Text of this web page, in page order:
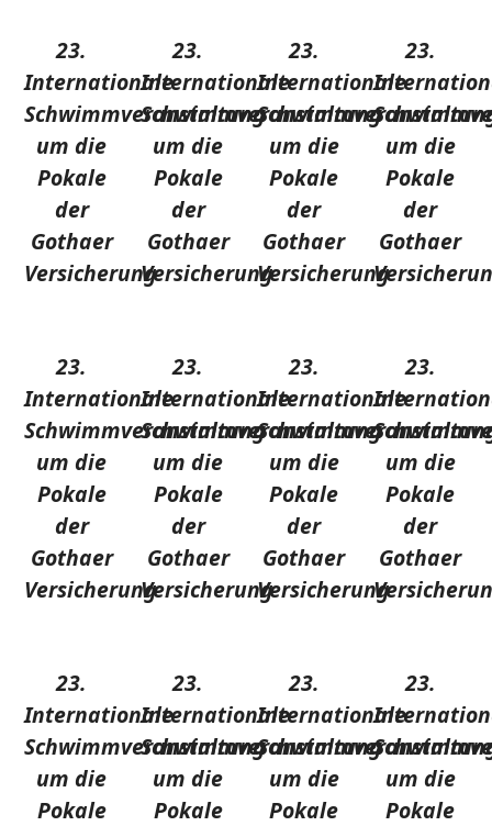
23.
Internationale
Schwimmveranstaltung
um die
Pokale
der
Gothaer
Versicherung
23.
Internationale
Schwimmveranstaltung
um die
Pokale
der
Gothaer
Versicherung
23.
Internationale
um die
Pokale
der
Gothaer
Versicherung
23.
um die
Pokale
der
Gothaer
23.
Internationale
Schwimmveranstaltung
um die
Pokale
der
Gothaer
Versicherung
23.
Internationale
Schwimmveranstaltung
um die
Pokale
der
Gothaer
Versicherung
23.
Internationale
um die
Pokale
der
Gothaer
Versicherung
23.
um die
Pokale
der
Gothaer
23.
Internationale
Schwimmveranstaltung
um die
Pokale
23.
Internationale
Schwimmveranstaltung
um die
Pokale
23.
Internationale
um die
Pokale
23.
um die
Pokale